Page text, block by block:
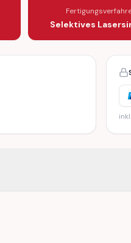
Selektives